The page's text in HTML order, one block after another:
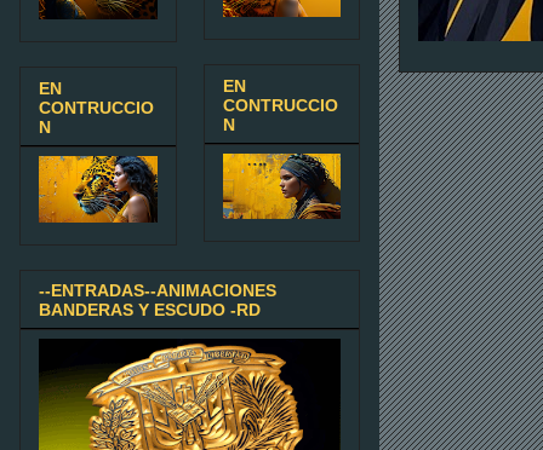
EN
CONTRUCCIO
N
EN
CONTRUCCIO
N
--ENTRADAS--ANIMACIONES
BANDERAS Y ESCUDO -RD